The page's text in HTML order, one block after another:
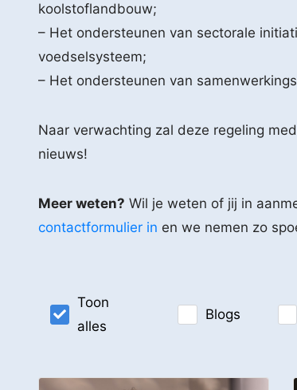
koolstoflandbouw;
– Het ondersteunen van sectorale
voedselsysteem;
– Het ondersteunen van
Naar verwachting zal deze regeling
nieuws!
Meer weten? Wil je weten of jij in
contactformulier in en we nemen zo
Toon
alles
Blogs